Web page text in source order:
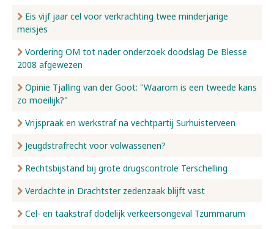
Eis vijf jaar cel voor verkrachting twee minderjarige
meisjes
Vordering OM tot nader onderzoek doodslag De Blesse
2008 afgewezen
Opinie Tjalling van der Goot: "Waarom is een tweede kans
zo moeilijk?"
Vrijspraak en werkstraf na vechtpartij Surhuisterveen
Jeugdstrafrecht voor volwassenen?
Rechtsbijstand bij grote drugscontrole Terschelling
Verdachte in Drachtster zedenzaak blijft vast
Cel- en taakstraf dodelijk verkeersongeval Tzummarum